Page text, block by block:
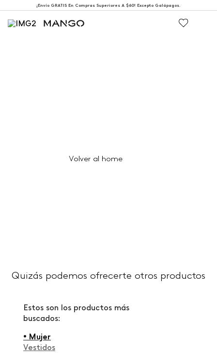
¡Envío GRATIS En Compras Superiores A $60! Excepto Galápagos.
Volver al home
Quizás podemos ofrecerte otros productos
Estos son los productos más
buscados:
• Mujer
Vestidos